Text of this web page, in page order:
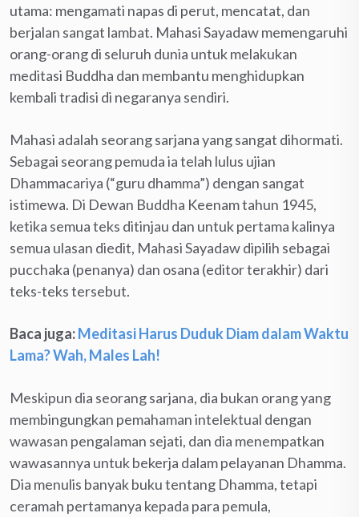
utama: mengamati napas di perut, mencatat, dan
berjalan sangat lambat. Mahasi Sayadaw memengaruhi
orang-orang di seluruh dunia untuk melakukan
meditasi Buddha dan membantu menghidupkan
kembali tradisi di negaranya sendiri.
Mahasi adalah seorang sarjana yang sangat dihormati.
Sebagai seorang pemuda ia telah lulus ujian
Dhammacariya (“guru dhamma”) dengan sangat
istimewa. Di Dewan Buddha Keenam tahun 1945,
ketika semua teks ditinjau dan untuk pertama kalinya
semua ulasan diedit, Mahasi Sayadaw dipilih sebagai
pucchaka (penanya) dan osana (editor terakhir) dari
teks-teks tersebut.
Baca juga:Meditasi Harus Duduk Diam dalam Waktu
Lama? Wah, Males Lah!
Meskipun dia seorang sarjana, dia bukan orang yang
membingungkan pemahaman intelektual dengan
wawasan pengalaman sejati, dan dia menempatkan
wawasannya untuk bekerja dalam pelayanan Dhamma.
Dia menulis banyak buku tentang Dhamma, tetapi
ceramah pertamanya kepada para pemula,